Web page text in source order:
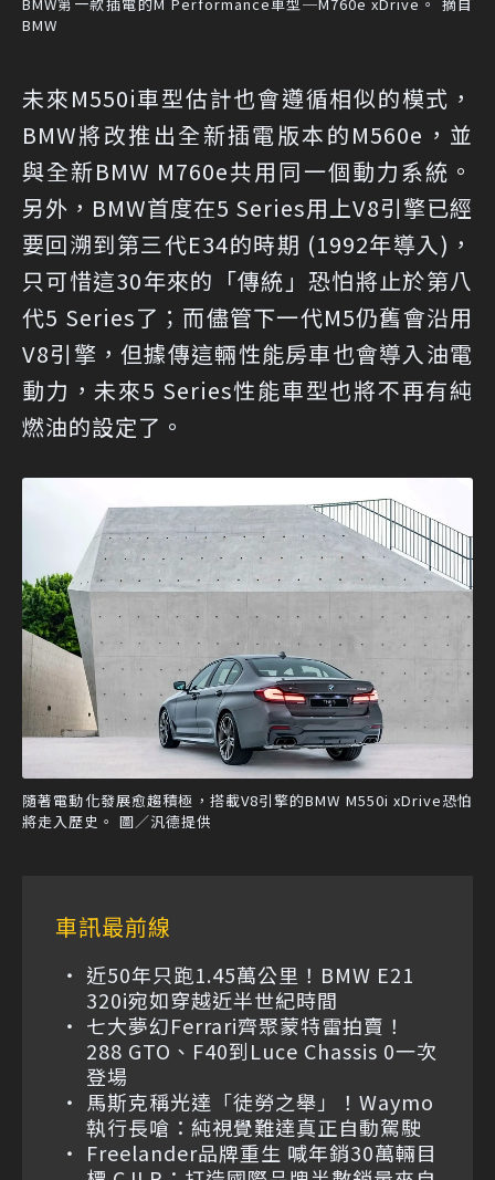
BMW第一款插電的M Performance車型─M760e xDrive。 摘自
BMW
未來M550i車型估計也會遵循相似的模式，
BMW將改推出全新插電版本的M560e，並
與全新BMW M760e共用同一個動力系統。
另外，BMW首度在5 Series用上V8引擎已經
要回溯到第三代E34的時期 (1992年導入)，
只可惜這30年來的「傳統」恐怕將止於第八
代5 Series了；而儘管下一代M5仍舊會沿用
V8引擎，但據傳這輛性能房車也會導入油電
動力，未來5 Series性能車型也將不再有純
燃油的設定了。
隨著電動化發展愈趨積極，搭載V8引擎的BMW M550i xDrive恐怕
將走入歷史。 圖／汎德提供
車訊最前線
近50年只跑1.45萬公里！BMW E21
320i宛如穿越近半世紀時間
七大夢幻Ferrari齊聚蒙特雷拍賣！
288 GTO、F40到Luce Chassis 0一次
登場
馬斯克稱光達「徒勞之舉」！Waymo
執行長嗆：純視覺難達真正自動駕駛
Freelander品牌重生 喊年銷30萬輛目